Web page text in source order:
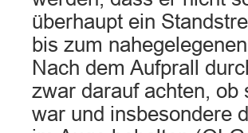
überhaupt ein
bis zum
Nach dem Aufprall
zwar darauf achten, ob
war und insbesondere